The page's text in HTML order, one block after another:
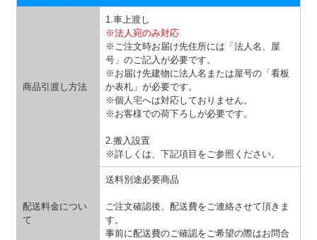
商品引渡し方法
1.車上渡し
※法人宛のみ対応
※ご注文時お届け先住所には「法人名、屋
号」のご記入が必要です。
※お届け先建物に法人名または屋号の「看板
か表札」が必要です。
※個人宅へは対応しておりません。
※お客様での荷下ろしが必要です。
2.搬入設置
※詳しくは、下記項目をご参照ください。
配送料金につい
て
送料別途必要商品
ご注文確認後、配送費をご連絡させて頂きま
す。
事前に配送費のご確認をご希望の際はお問合